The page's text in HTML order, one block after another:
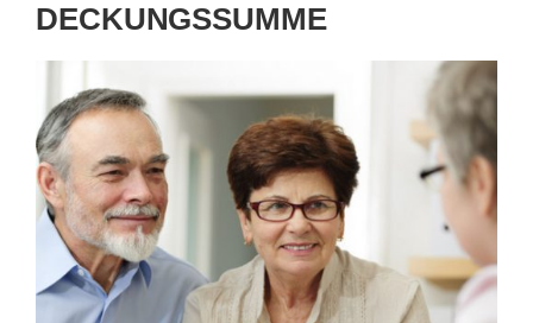
DECKUNGSSUMME